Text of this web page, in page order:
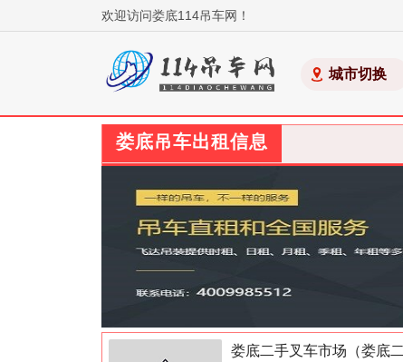
欢迎访问娄底114吊车网！
城市切换
娄底吊车出租信息
娄底二手叉车市场（娄底